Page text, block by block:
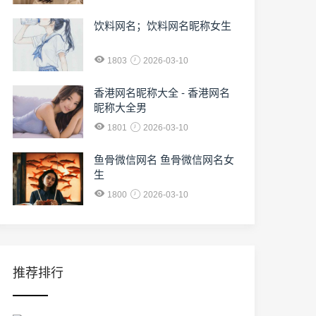
饮料网名；饮料网名昵称女生
1803 2026-03-10
香港网名昵称大全 - 香港网名
昵称大全男
1801 2026-03-10
鱼骨微信网名 鱼骨微信网名女
生
1800 2026-03-10
推荐排行